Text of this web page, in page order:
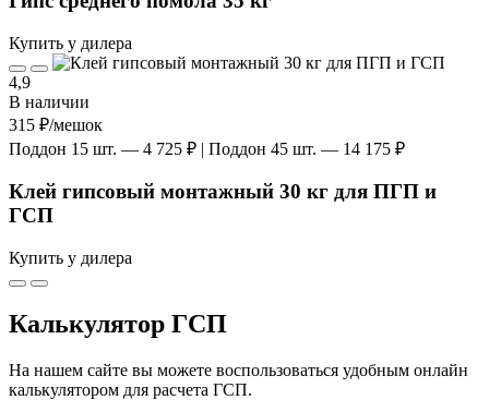
Купить у дилера
4,9
В наличии
315 ₽/мешок
Поддон 15 шт. — 4 725 ₽ | Поддон 45 шт. — 14 175 ₽
Клей гипсовый монтажный 30 кг для ПГП и
ГСП
Купить у дилера
Калькулятор ГСП
На нашем сайте вы можете воспользоваться удобным онлайн
калькулятором для расчета ГСП.